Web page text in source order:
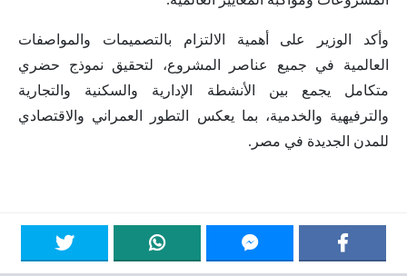
وأكد الوزير على أهمية الالتزام بالتصميمات والمواصفات
العالمية في جميع عناصر المشروع، لتحقيق نموذج حضري
متكامل يجمع بين الأنشطة الإدارية والسكنية والتجارية
والترفيهية والخدمية، بما يعكس التطور العمراني والاقتصادي
للمدن الجديدة في مصر.